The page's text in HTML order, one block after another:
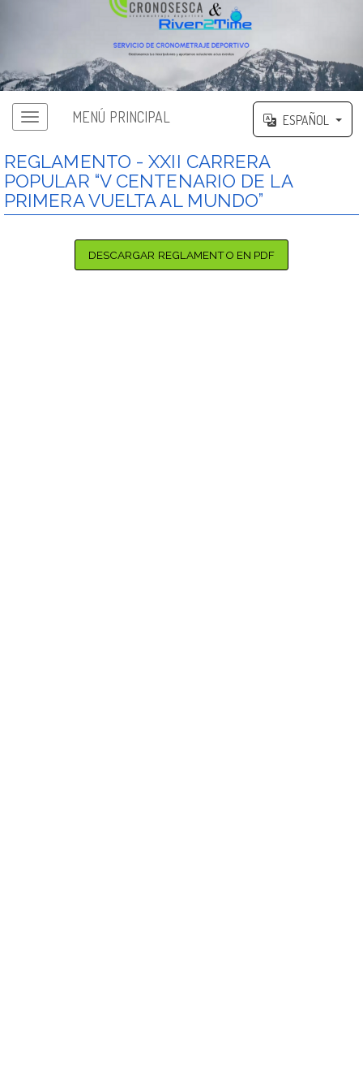
MENÚ PRINCIPAL ESPAÑOL
REGLAMENTO - XXII CARRERA
POPULAR “V CENTENARIO DE LA
PRIMERA VUELTA AL MUNDO”
DESCARGAR REGLAMENTO EN PDF